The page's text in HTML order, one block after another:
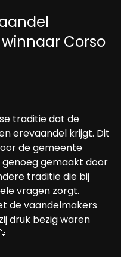
Corso
traditie dat de
erevaandel krijgt. Dit
de gemeente
gemaakt door
traditie die bij
vragen zorgt.
de vaandelmakers
druk bezig waren